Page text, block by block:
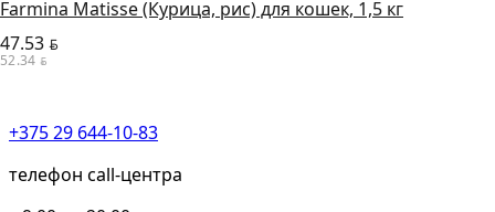
Farmina Matisse (Курица, рис) для кошек, 1,5 кг
47.53 BYN
52.34 BYN
+375 29 644-10-83
телефон call-центра